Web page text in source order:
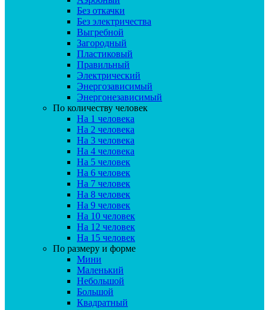
Без откачки
Без электричества
Выгребной
Загородный
Пластиковый
Правильный
Электрический
Энергозависимый
Энергонезависимый
По количеству человек
На 1 человека
На 2 человека
На 3 человека
На 4 человека
На 5 человек
На 6 человек
На 7 человек
На 8 человек
На 9 человек
На 10 человек
На 12 человек
На 15 человек
По размеру и форме
Мини
Маленький
Небольшой
Большой
Квадратный